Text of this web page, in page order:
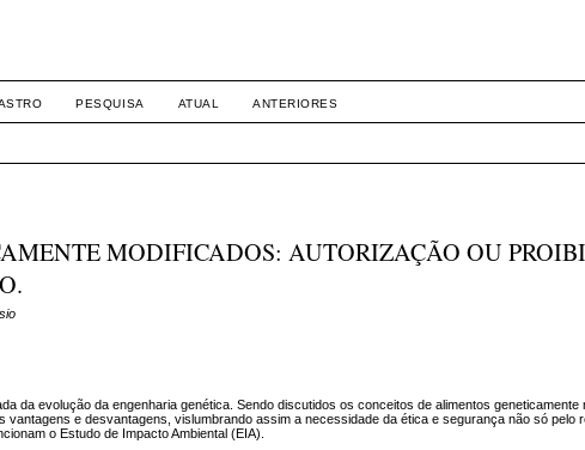
PESQUISA ATUAL ANTERIORES
MODIFICADOS: AUTORIZAÇÃO OU
da evolução da engenharia genética. Sendo discutidos os conceitos de alimentos geneticamente
e desvantagens, vislumbrando assim a necessidade da ética e segurança não só pelo
o Estudo de Impacto Ambiental (EIA).